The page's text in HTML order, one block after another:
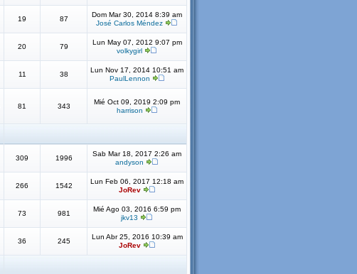
19 87
Dom Mar 30, 2014 8:39 am
José Carlos Méndez
20 79
Lun May 07, 2012 9:07 pm
volkygirl
11 38
Lun Nov 17, 2014 10:51 am
PaulLennon
81 343
Mié Oct 09, 2019 2:09 pm
harrison
309 1996
Sab Mar 18, 2017 2:26 am
andyson
266 1542
Lun Feb 06, 2017 12:18 am
JoRev
73 981
Mié Ago 03, 2016 6:59 pm
jkv13
36 245
Lun Abr 25, 2016 10:39 am
JoRev